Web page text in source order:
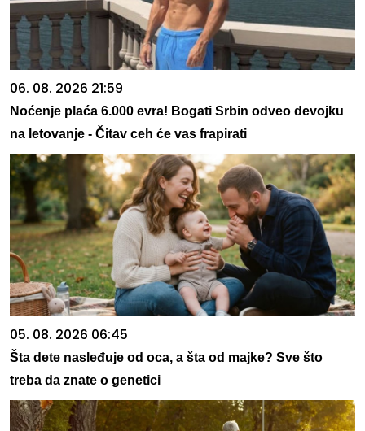
06. 08. 2026 21:59
Noćenje plaća 6.000 evra! Bogati Srbin odveo devojku
na letovanje - Čitav ceh će vas frapirati
05. 08. 2026 06:45
Šta dete nasleđuje od oca, a šta od majke? Sve što
treba da znate o genetici